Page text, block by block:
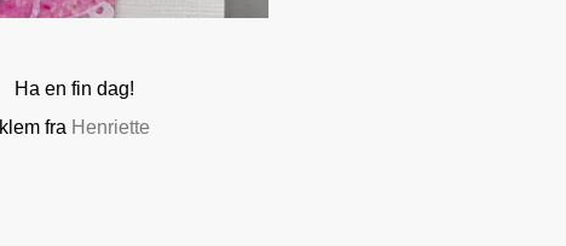
Ha en fin dag!
klem fra Henriette